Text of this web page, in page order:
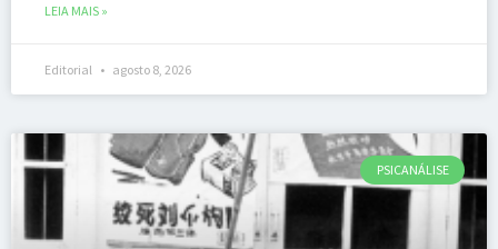
LEIA MAIS »
Editorial agosto 8, 2026
PSICANÁLISE